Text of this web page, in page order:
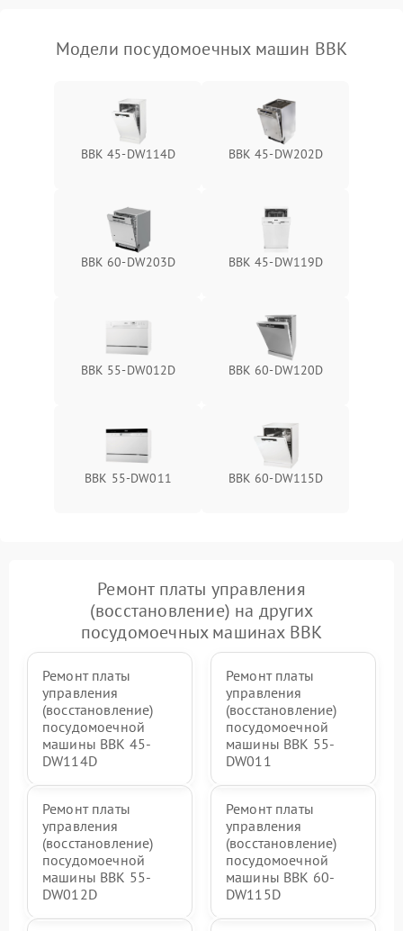
Модели посудомоечных машин BBK
BBK 45-DW114D BBK 45-DW202D
BBK 60-DW203D BBK 45-DW119D
BBK 55-DW012D BBK 60-DW120D
BBK 55-DW011 BBK 60-DW115D
Ремонт платы управления
(восстановление) на других
посудомоечных машинах BBK
Ремонт платы
управления
(восстановление)
посудомоечной
машины BBK 45-
DW114D
Ремонт платы
управления
(восстановление)
посудомоечной
машины BBK 55-
DW011
Ремонт платы
управления
(восстановление)
посудомоечной
машины BBK 55-
DW012D
Ремонт платы
управления
(восстановление)
посудомоечной
машины BBK 60-
DW115D